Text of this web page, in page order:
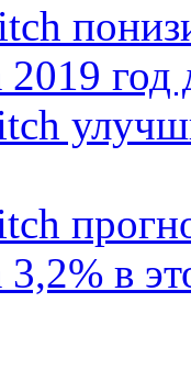
год
в